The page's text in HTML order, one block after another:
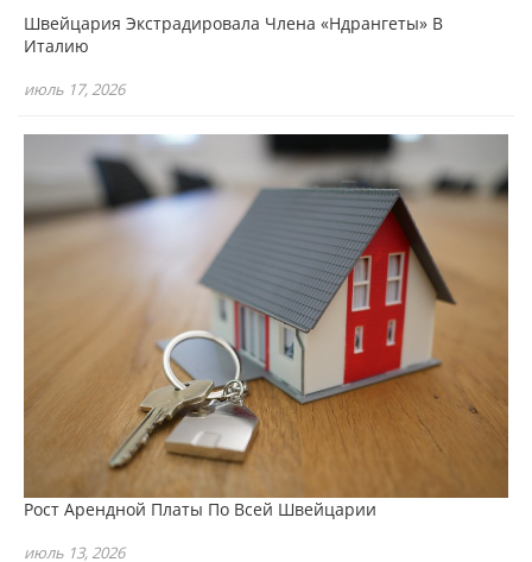
Швейцария Экстрадировала Члена «Ндрангеты» В
Италию
июль 17, 2026
Рост Арендной Платы По Всей Швейцарии
июль 13, 2026